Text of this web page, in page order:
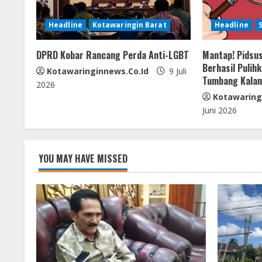
R
e
a
d
g
Headline Kotawaringin Barat
DPRD Kobar Rancang Perda Anti-LGBT
Kotawaringinnews.co.id
9 Juli
2026
Headline
Mantap!
Berhasil
Tumbang
Juni 2026
YOU MAY HAVE MISSED